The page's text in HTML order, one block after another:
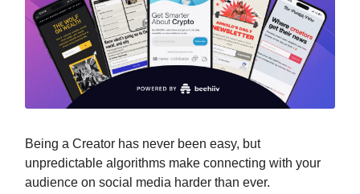
Being a Creator has never been easy, but
unpredictable algorithms make connecting with your
audience on social media harder than ever.